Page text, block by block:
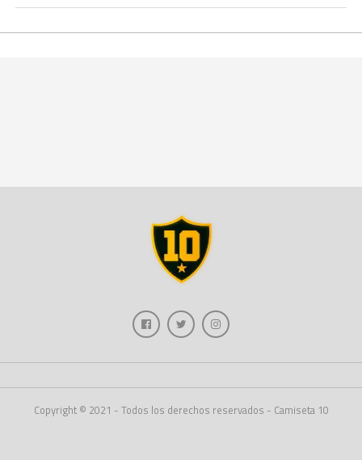
Copyright © 2021 - Todos los derechos reservados - Camiseta 10